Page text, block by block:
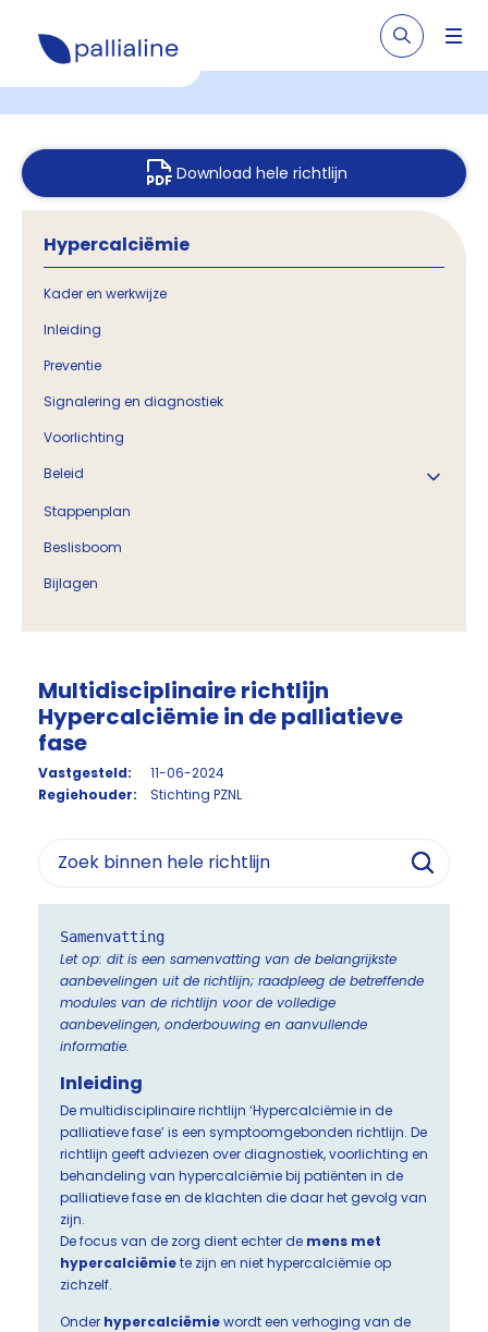
Download hele richtlijn
Hypercalciëmie
Kader en werkwijze
Inleiding
Preventie
Signalering en diagnostiek
Voorlichting
Beleid
Stappenplan
Beslisboom
Bijlagen
Multidisciplinaire richtlijn
Hypercalciëmie in de palliatieve
fase
Vastgesteld:
11-06-2024
Regiehouder:
Stichting PZNL
Samenvatting
Let op: dit is een samenvatting van de belangrijkste
aanbevelingen uit de richtlijn; raadpleeg de betreffende
modules van de richtlijn voor de volledige
aanbevelingen, onderbouwing en aanvullende
informatie.
Inleiding
De multidisciplinaire richtlijn ‘Hypercalciëmie in de
palliatieve fase’ is een symptoomgebonden richtlijn. De
richtlijn geeft adviezen over diagnostiek, voorlichting en
behandeling van hypercalciëmie bij patiënten in de
palliatieve fase en de klachten die daar het gevolg van
zijn.
De focus van de zorg dient echter de mens met
hypercalciëmiete zijn en niet hypercalciëmie op
zichzelf.
Onder hypercalciëmiewordt een verhoging van de